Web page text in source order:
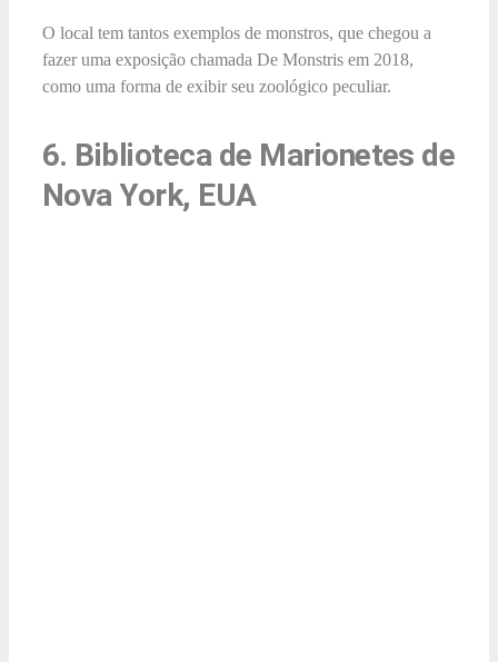
O local tem tantos exemplos de monstros, que chegou a
fazer uma exposição chamada De Monstris em 2018,
como uma forma de exibir seu zoológico peculiar.
6. Biblioteca de Marionetes de
Nova York, EUA